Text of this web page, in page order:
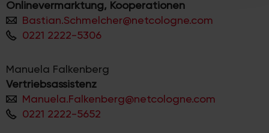
haben oder die sie im Rahmen Ihrer Nutzung der Dienste
gesammelt haben.
Onlinevermarktung, Kooperationen
Bastian.Schmelcher@netcologne.com
0221 2222-5306
Manuela Falkenberg
Vertriebsassistenz
Manuela.Falkenberg@netcologne.com
0221 2222-5652